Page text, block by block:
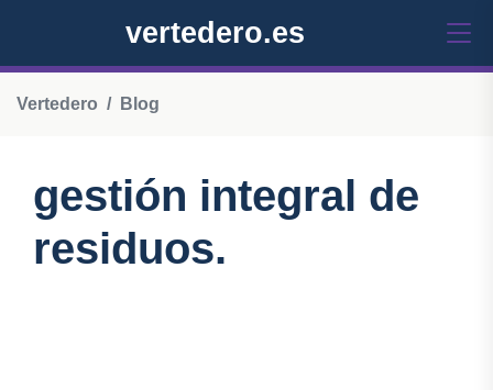
vertedero.es
Vertedero Blog
gestión integral de
residuos.